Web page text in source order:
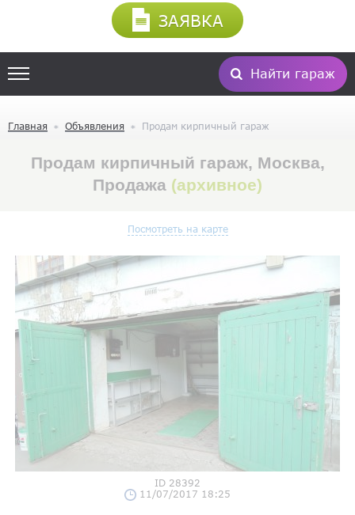
Найти гараж
ЗАЯВКА
Главная Объявления Продам кирпичный гараж
Продам кирпичный гараж, Москва,
Продажа (архивное)
Посмотреть на карте
ID 28392
11/07/2017 18:25